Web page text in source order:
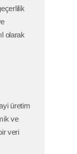
olarak
üretim
ve
veri